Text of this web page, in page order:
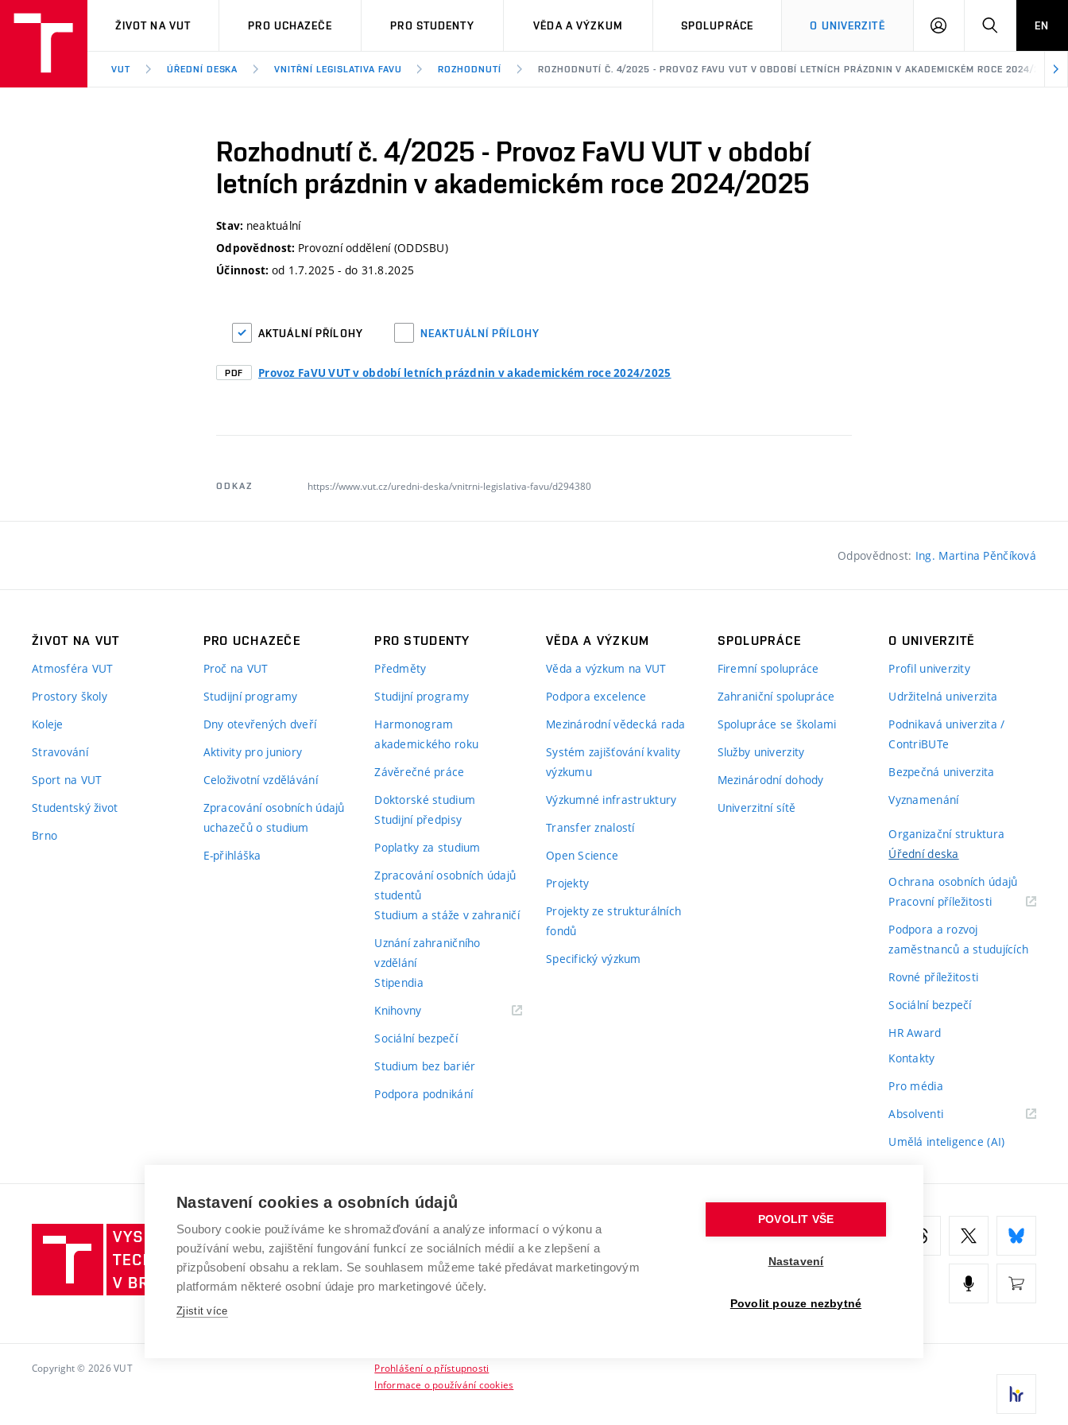
VUT
ŽIVOT NA VUT PRO UCHAZEČE PRO STUDENTY VĚDA A VÝZKUM SPOLUPRÁCE O UNIVERZITĚ
PŘIHLÁSIT HLEDATEN
VUT ÚŘEDNÍ DESKA VNITŘNÍ LEGISLATIVA FAVU ROZHODNUTÍ ROZHODNUTÍ Č. 4/2025 - PROVOZ FAVU VUT V OBDOBÍ LETNÍCH PRÁZDNIN V AKADEMICKÉM ROCE 2024/2025
Rozhodnutí č. 4/2025 - Provoz FaVU VUT v období
letních prázdnin v akademickém roce 2024/2025
Stav: neaktuální
Odpovědnost: Provozní oddělení (ODDSBU)
Účinnost: od 1.7.2025 - do 31.8.2025
AKTUÁLNÍ PŘÍLOHY NEAKTUÁLNÍ PŘÍLOHY
PDF Provoz FaVU VUT v období letních prázdnin v akademickém roce 2024/2025
ODKAZ https://www.vut.cz/uredni-deska/vnitrni-legislativa-favu/d294380
Odpovědnost: Ing. Martina Pěnčíková
ŽIVOT NA VUT
Atmosféra VUT
Prostory školy
Koleje
Stravování
Sport na VUT
Studentský život
Brno
PRO UCHAZEČE
Proč na VUT
Studijní programy
Dny otevřených dveří
Aktivity pro juniory
Celoživotní vzdělávání
Zpracování osobních údajů
uchazečů o studium
E-přihláška
PRO STUDENTY
Předměty
Studijní programy
Harmonogram
akademického roku
Závěrečné práce
Doktorské studium
Studijní předpisy
Poplatky za studium
Zpracování osobních údajů
studentů
Studium a stáže v zahraničí
Uznání zahraničního
vzdělání
Stipendia
Knihovny(externí
Sociální bezpečí
Studium bez bariér
Podpora podnikání
VĚDA A VÝZKUM
Věda a výzkum na VUT
Podpora excelence
Mezinárodní vědecká rada
Systém zajišťování kvality
výzkumu
Výzkumné infrastruktury
Transfer znalostí
Open Science
Projekty
Projekty ze strukturálních
fondů
Specifický výzkum
SPOLUPRÁCE
Firemní spolupráce
Zahraniční spolupráce
Spolupráce se školami
Služby univerzity
Mezinárodní dohody
Univerzitní sítě
O UNIVERZITĚ
Profil univerzity
Udržitelná univerzita
Podnikavá univerzita /
ContriBUTe
Bezpečná univerzita
Vyznamenání
Organizační struktura
Úřední deska
Ochrana osobních údajů
Pracovní příležitosti(externí
Podpora a rozvoj
zaměstnanců a studujících
Rovné příležitosti
Sociální bezpečí
HR Award
Kontakty
Pro média
Absolventi(externí
Umělá inteligence (AI)
Vysoké
učení
technické
v
VYSOKÉ UČENÍ TECHNICKÉ V BRNĚ
Antonínská 548/1
602 00 Brno
www.vut.cz
Copyright © 2026 VUT
Prohlášení o přístupnosti
Informace o používání cookies
Nastavení cookies a osobních údajů
Soubory cookie používáme ke shromažďování a analýze informací o výkonu a
používání webu, zajištění fungování funkcí ze sociálních médií a ke zlepšení a
přizpůsobení obsahu a reklam. Se souhlasem můžeme také předávat marketingovým
platformám některé osobní údaje pro marketingové účely.
Zjistit více
POVOLIT VŠE
Nastavení
Povolit pouze nezbytné